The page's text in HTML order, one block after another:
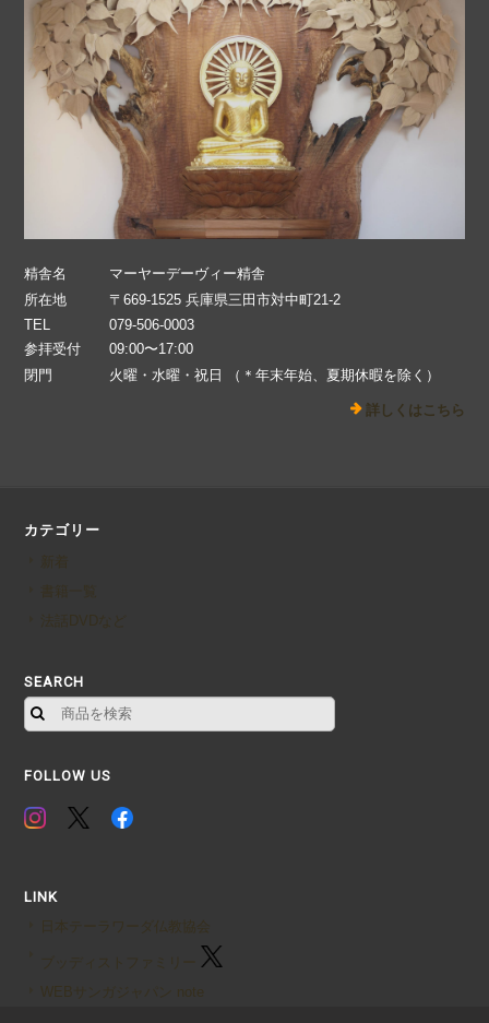
精舎名
マーヤーデーヴィー精舎
所在地
〒669-1525 兵庫県三田市対中町21-2
TEL
079-506-0003
参拝受付
09:00〜17:00
閉門
火曜・水曜・祝日 （＊年末年始、夏期休暇を除く）
詳しくはこちら
カテゴリー
新着
書籍一覧
法話DVDなど
SEARCH
FOLLOW US
LINK
日本テーラワーダ仏教協会
ブッディストファミリー
WEBサンガジャパン note